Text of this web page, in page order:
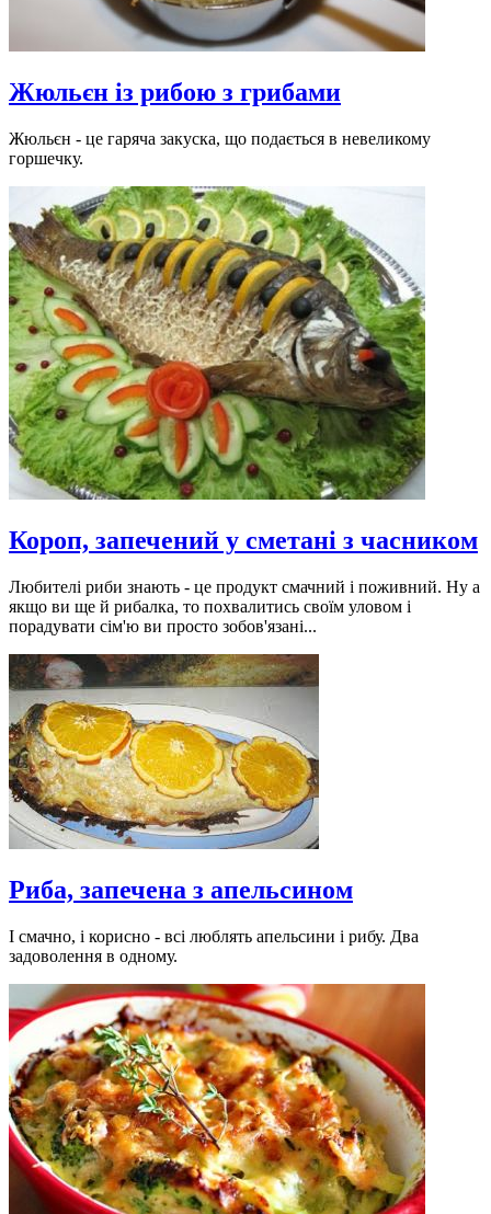
Жюльєн із рибою з грибами
Жюльєн - це гаряча закуска, що подається в невеликому
горшечку.
Короп, запечений у сметані з часником
Любителі риби знають - це продукт смачний і поживний. Ну а
якщо ви ще й рибалка, то похвалитись своїм уловом і
порадувати сім'ю ви просто зобов'язані...
Риба, запечена з апельсином
І смачно, і корисно - всі люблять апельсини і рибу. Два
задоволення в одному.